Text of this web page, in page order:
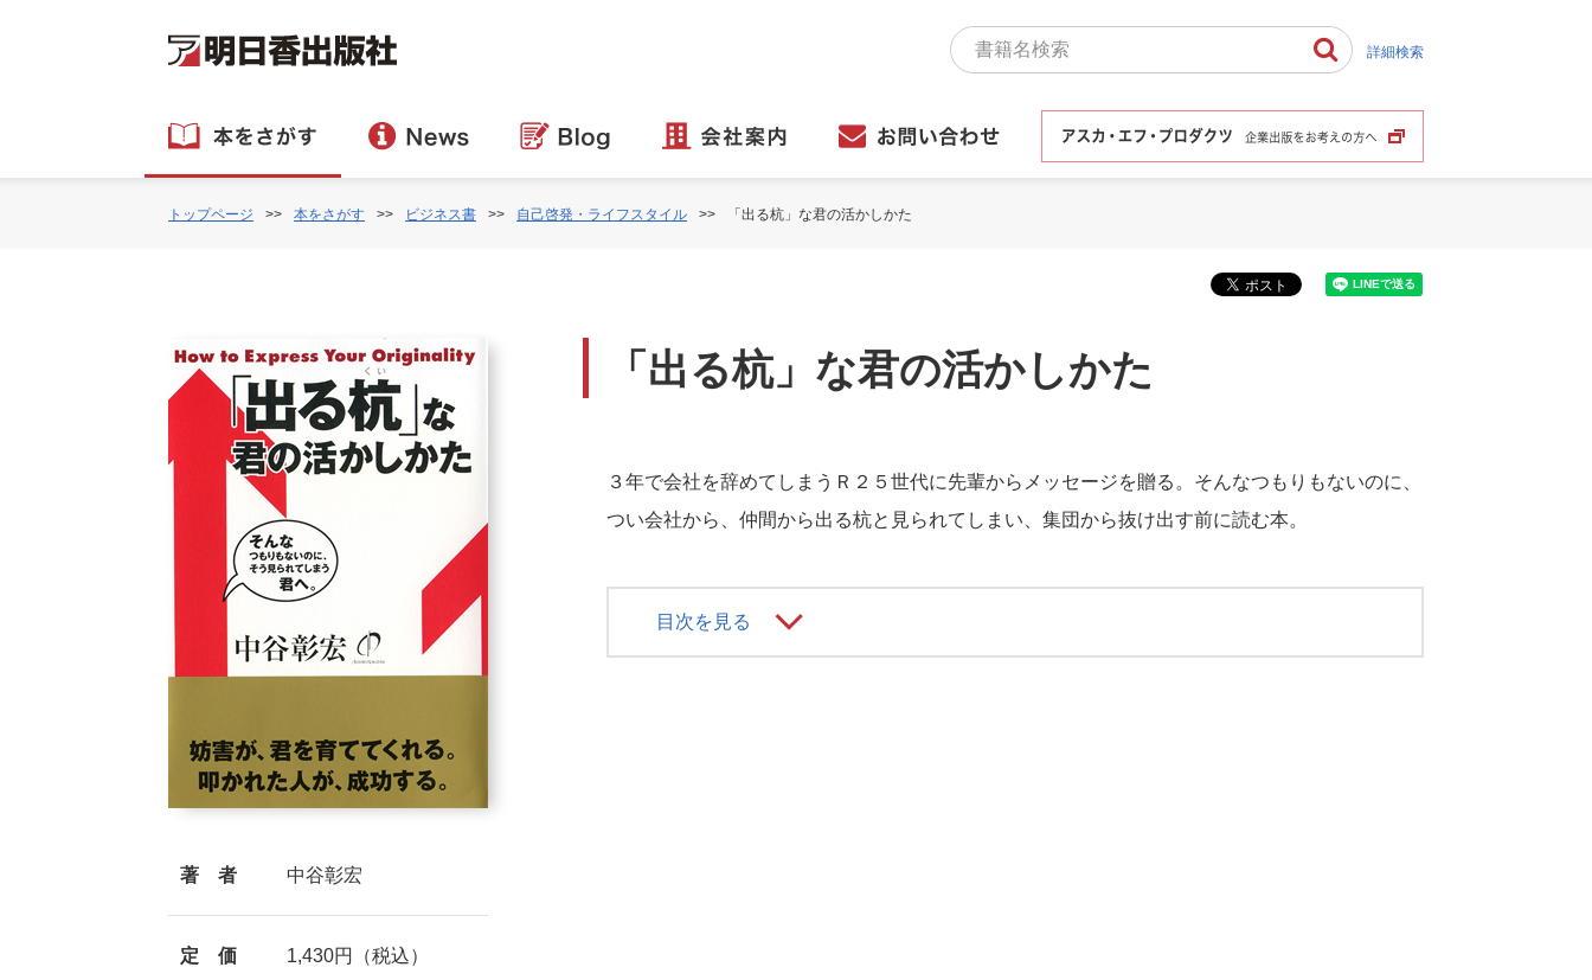
詳細検索
トップページ 本をさがす ビジネス書 自己啓発・ライフスタイル 「出る杭」な君の活かしかた
「出る杭」な君の活かしかた
著 者 中谷彰宏
定 価 1,430円（税込）
３年で会社を辞めてしまうＲ２５世代に先輩からメッセージを贈る。そんなつもりもないのに、
つい会社から、仲間から出る杭と見られてしまい、集団から抜け出す前に読む本。
目次を見る